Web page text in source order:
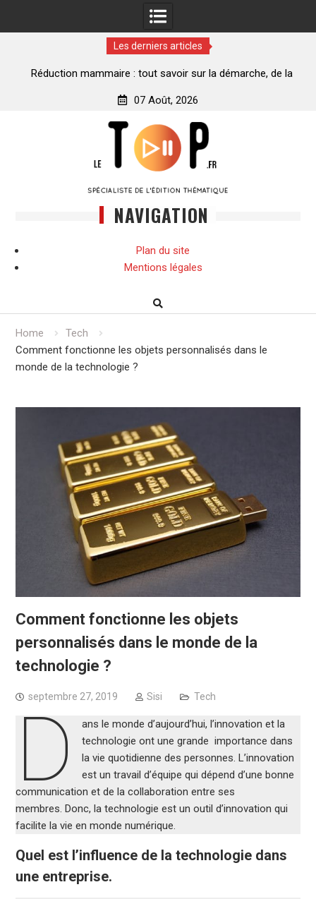
Les derniers articles
Réduction mammaire : tout savoir sur la démarche, de la
07 Août, 2026
NAVIGATION
Plan du site
Mentions légales
Home
Tech
Comment fonctionne les objets personnalisés dans le
monde de la technologie ?
Comment fonctionne les objets
personnalisés dans le monde de la
technologie ?
septembre 27, 2019 Sisi Tech
D
ans le monde d’aujourd’hui, l’innovation et la
technologie ont une grande importance dans
la vie quotidienne des personnes. L’innovation
est un travail d’équipe qui dépend d’une bonne
communication et de la collaboration entre ses
membres. Donc, la technologie est un outil d’innovation qui
facilite la vie en monde numérique.
Quel est l’influence de la technologie dans
une entreprise.